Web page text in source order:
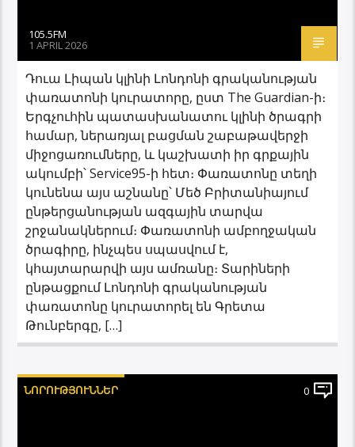
105.5FM
1 APRIL 2026
Դուա Լիպան կլինի Լոնդոնի գրականության
փառատոնի կուրատորը, ըստ The Guardian-ի։
Երգչուհին պատասխանատու կլինի ծրագրի
համար, ներառյալ բացման շաբաթավերջի
միջոցառումները, և կաշխատի իր գրքային
ակումբի՝ Service95-ի հետ։ Փառատոնը տեղի
կունենա այս աշնանը՝ Մեծ Բրիտանիայում
ընթերցանության ազգային տարվա
շրջանակներում։ Փառատոնի ամբողջական
ծրագիրը, ինչպես սպասվում է,
կհայտարարվի այս ամռանը։ Տարիների
ընթացքում Լոնդոնի գրականության
փառատոնը կուրատորել են Գրետա
Թունբերգը, […]
ՆՈՐՈՒԹՅՈՒՆՆԵՐ 0